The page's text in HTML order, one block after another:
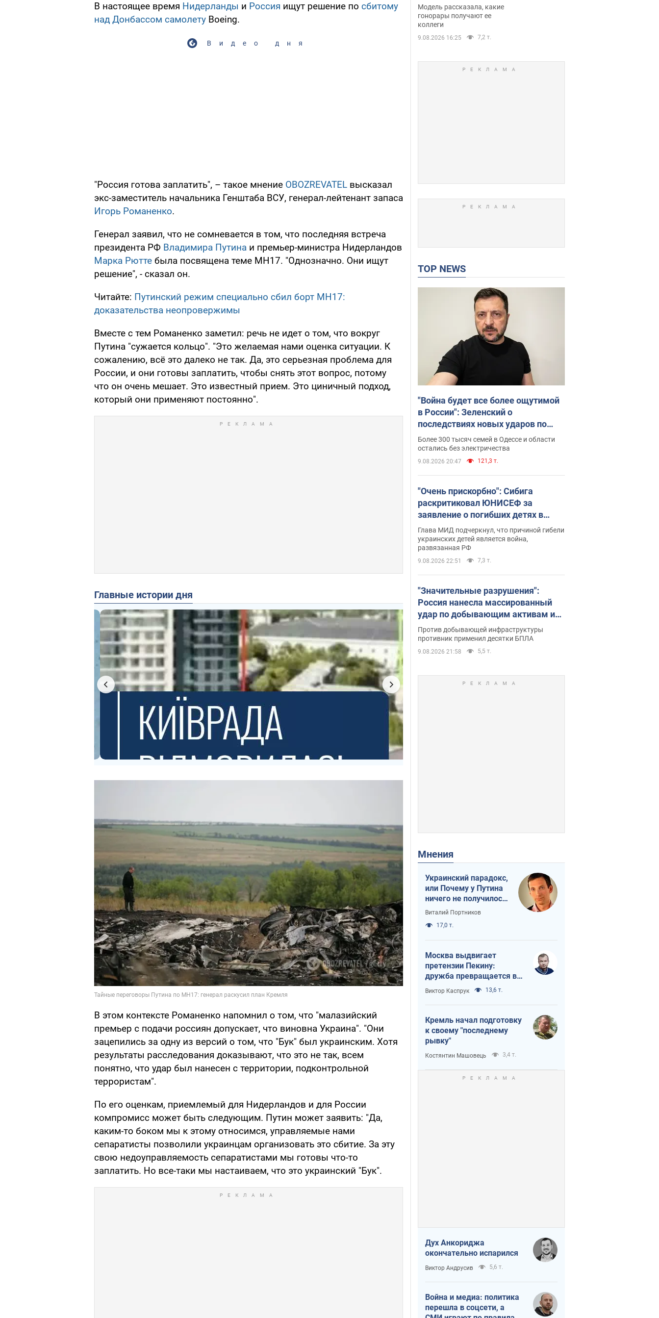
В настоящее время Нидерланды и Россия ищут решение по сбитому
над Донбассом самолету Boeing.
Видео дня
"Россия готова заплатить", – такое мнение OBOZREVATEL высказал
экс-заместитель начальника Генштаба ВСУ, генерал-лейтенант запаса
Игорь Романенко.
Генерал заявил, что не сомневается в том, что последняя встреча
президента РФ Владимира Путина и премьер-министра Нидерландов
Марка Рютте была посвящена теме MH17. "Однозначно. Они ищут
решение", - сказал он.
Читайте: Путинский режим специально сбил борт МН17:
доказательства неопровержимы
Вместе с тем Романенко заметил: речь не идет о том, что вокруг
Путина "сужается кольцо". "Это желаемая нами оценка ситуации. К
сожалению, всё это далеко не так. Да, это серьезная проблема для
России, и они готовы заплатить, чтобы снять этот вопрос, потому
что он очень мешает. Это известный прием. Это циничный подход,
который они применяют постоянно".
Главные истории дня
В этом контексте Романенко напомнил о том, что "малазийский
премьер с подачи россиян допускает, что виновна Украина". "Они
зацепились за одну из версий о том, что "Бук" был украинским. Хотя
результаты расследования доказывают, что это не так, всем
понятно, что удар был нанесен с территории, подконтрольной
террористам".
По его оценкам, приемлемый для Нидерландов и для России
компромисс может быть следующим. Путин может заявить: "Да,
каким-то боком мы к этому относимся, управляемые нами
сепаратисты позволили украинцам организовать это сбитие. За эту
свою недоуправляемость сепаратистами мы готовы что-то
заплатить. Но все-таки мы настаиваем, что это украинский "Бук".
рассказала о страшной
стороне модельной
карьеры
Модель рассказала, какие
гонорары получают ее
коллеги
9.08.2026 16:25 7,2 т.
TOP NEWS
"Война будет все более ощутимой
в России": Зеленский о
последствиях новых ударов по
Украине, важных отчетах и атаках
на объекты противника. Видео
Более 300 тысяч семей в Одессе и области
остались без электричества
9.08.2026 20:47 121,3 т.
"Очень прискорбно": Сибига
раскритиковал ЮНИСЕФ за
заявление о погибших детях в
Украине
Глава МИД подчеркнул, что причиной гибели
украинских детей является война,
развязанная РФ
9.08.2026 22:51 7,3 т.
"Значительные разрушения":
Россия нанесла массированный
удар по добывающим активам и
буровой площадке "Укрнафты"
Против добывающей инфраструктуры
противник применил десятки БПЛА
9.08.2026 21:58 5,5 т.
Мнения
Украинский парадокс,
или Почему у Путина
ничего не получилось
с Украиной
Виталий Портников
17,0 т.
Москва выдвигает
претензии Пекину:
дружба превращается в
зависимость России от
Китая
Виктор Каспрук 13,6 т.
Кремль начал подготовку
к своему "последнему
рывку"
Костянтин Машовець 3,4 т.
Дух Анкориджа
окончательно испарился
Виктор Андрусив 5,6 т.
Война и медиа: политика
перешла в соцсети, а